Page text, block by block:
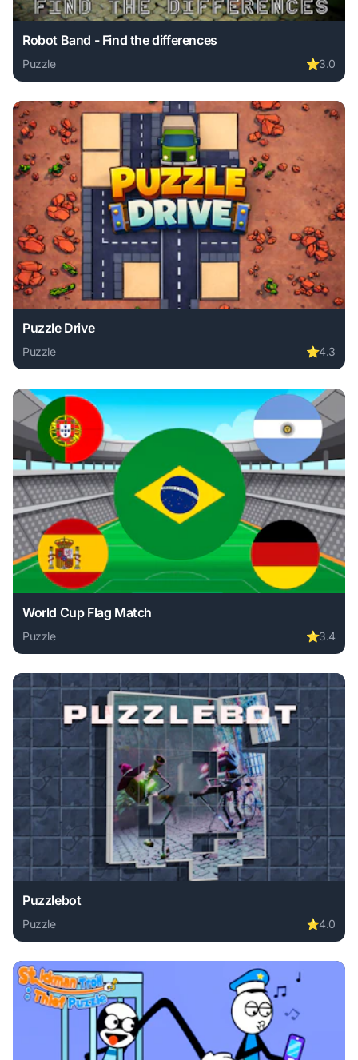
Robot Band - Find the differences
Puzzle ⭐3.0
Play Robot Band - Find the differences online free.
Puzzle Drive
Puzzle ⭐4.3
Play Puzzle Drive online free. puzzle game, no download
World Cup Flag Match
Puzzle ⭐3.4
Play World Cup Flag Match online free. puzzle game, no
Puzzlebot
Puzzle ⭐4.0
Play Puzzlebot online free. puzzle game, no download